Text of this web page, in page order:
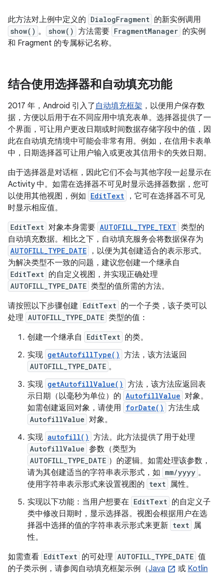
此方法对上例中定义的 DialogFragment 的新实例调用
show() 。 show() 方法需要 FragmentManager 的实例
和 Fragment 的专属标记名称。
结合使用选择器和自动填充功能
2017 年，Android 引入了 自动填充框架 ，以便用户保存数
据，方便以后用于在不同应用中填充表单。选择器提供了一
个界面，可让用户更改日期或时间数据存储字段中的值，因
此在自动填充情境中可能会非常有用。例如，在信用卡表单
中，日期选择器可让用户输入或更改其信用卡的失效日期。
由于选择器是对话框，因此它们不会与其他字段一起显示在
Activity 中。如需在选择器不可见时显示选择器数据，您可
以使用其他视图，例如 EditText
，它可在选择器不可见
时显示相应值。
EditText 对象本身需要 AUTOFILL_TYPE_TEXT 类型的
自动填充数据。相比之下，自动填充服务会将数据保存为
AUTOFILL_TYPE_DATE
，以便为其创建适合的表示形式。
为解决类型不一致的问题，建议您创建一个继承自
EditText 的自定义视图，并实现正确处理
AUTOFILL_TYPE_DATE 类型的值所需的方法。
请按照以下步骤创建 EditText 的一个子类，该子类可以
处理 AUTOFILL_TYPE_DATE 类型的值：
创建一个继承自
EditText 的类。
实现 getAutofillType() 方法，该方法返回
AUTOFILL_TYPE_DATE 。
实现 getAutofillValue() 方法，该方法应返回表
示日期（以毫秒为单位）的 AutofillValue 对象。
如需创建返回对象，请使用 forDate() 方法生成
AutofillValue 对象。
实现 autofill() 方法。此方法提供了用于处理
AutofillValue 参数（类型为
AUTOFILL_TYPE_DATE ）的逻辑。如需处理该参数，
请为其创建适当的字符串表示形式，如 mm/yyyy 。
使用字符串表示形式来设置视图的 text 属性。
实现以下功能：当用户想要在 EditText 的自定义子
类中修改日期时，显示选择器。视图会根据用户在选
择器中选择的值的字符串表示形式来更新 text 属
性。
如需查看 EditText 的可处理 AUTOFILL_TYPE_DATE 值
的子类示例，请参阅自动填充框架示例（Java 或 Kotlin